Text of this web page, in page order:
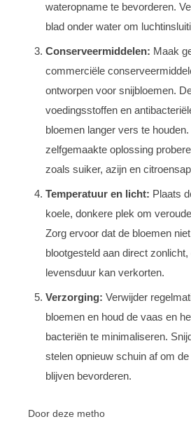
wateropname te bevorderen.
blad onder water om
Conserveermiddelen: Maak
commerciële
ontworpen voor snijbloemen.
voedingsstoffen en
bloemen langer vers te
zelfgemaakte oplossing
zoals suiker, azijn en
Temperatuur en licht: Plaats
koele, donkere plek om
Zorg ervoor dat de bloemen
blootgesteld aan direct
levensduur kan verkorten.
Verzorging: Verwijder
bloemen en houd de vaas en
bacteriën te minimaliseren.
stelen opnieuw schuin af om
blijven bevorderen.
Door deze metho